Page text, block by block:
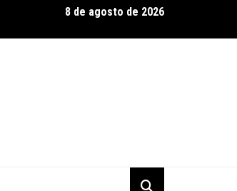
Qualidade Importa Mais Que Quantidade,
8 de agosto de 2026